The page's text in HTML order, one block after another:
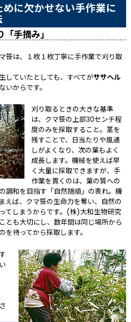
に欠かせない手作業に
手摘み」
笹は、１枚１枚丁寧に手作業で刈り取
していたとしても、すべてがササヘル
いからです。
刈り取るときの大きな基準
は、クマ笹の上部30センチ程
度のみを採取すること。茎を
残すことで、日当たりや風通
しがよくなり、次の葉もよく
成長します。機械を使えば早
く大量に採取できますが、手
作業を貫くのは、葉の質への
調和を目指す「自然随順」の表れ。機
えば、クマ笹の生命力を奪い、自然の
てしまうからです。(株)大和生物研究
とも大切にし、数年間は同じ場所から
待ってから採取します。